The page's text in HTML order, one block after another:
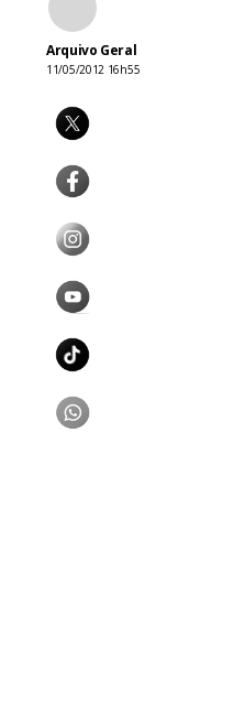
Arquivo Geral
11/05/2012 16h55